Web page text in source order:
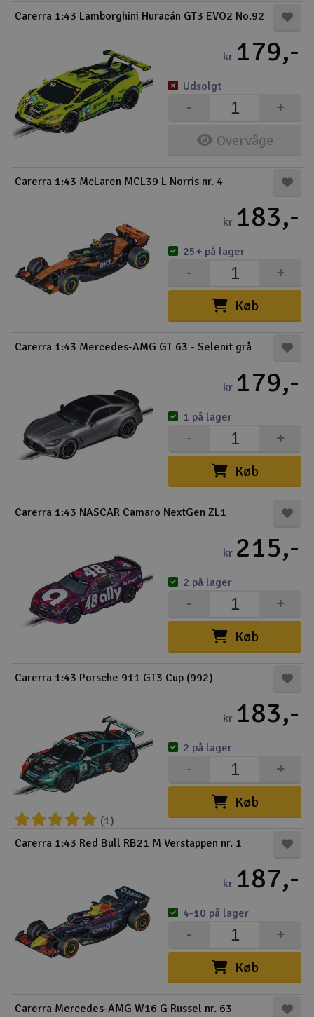
Carerra 1:43 Lamborghini Huracán GT3 EVO2 No.92
kr 179,-
Overvåge
+
-
Udsolgt
Carerra 1:43 McLaren MCL39 L Norris nr. 4
kr 183,-
Køb
+
-
25+ på lager
Carerra 1:43 Mercedes-AMG GT 63 - Selenit grå
kr 179,-
Køb
+
-
1 på lager
Carerra 1:43 NASCAR Camaro NextGen ZL1
kr 215,-
Køb
+
-
2 på lager
Carerra 1:43 Porsche 911 GT3 Cup (992)
(1)
kr 183,-
Køb
+
-
2 på lager
Carerra 1:43 Red Bull RB21 M Verstappen nr. 1
kr 187,-
Køb
+
-
4-10 på lager
Carerra Mercedes-AMG W16 G Russel nr. 63